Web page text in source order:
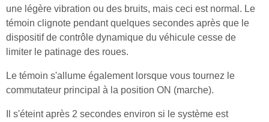
une légère vibration ou des bruits, mais ceci est normal. Le
témoin clignote pendant quelques secondes après que le
dispositif de contrôle dynamique du véhicule cesse de
limiter le patinage des roues.
Le témoin s'allume également lorsque vous tournez le
commutateur principal à la position ON (marche).
Il s'éteint après 2 secondes environ si le système est